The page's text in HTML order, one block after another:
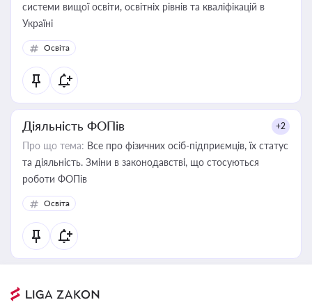
системи вищої освіти, освітніх рівнів та кваліфікацій в
Україні
Освіта
Діяльність ФОПів +2
Про що тема: Все про фізичних осіб-підприємців, їх статус
та діяльність. Зміни в законодавстві, що стосуються
роботи ФОПів
Освіта